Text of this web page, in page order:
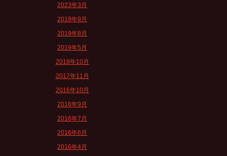
2023年3月
2019年9月
2019年8月
2019年5月
2018年10月
2017年11月
2016年10月
2016年9月
2016年7月
2016年6月
2016年4月